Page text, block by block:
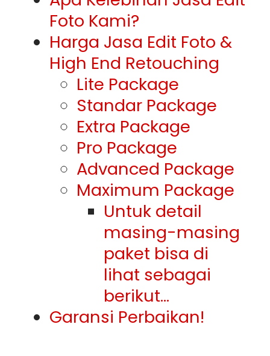
Foto Kami?
Harga Jasa Edit Foto &
High End Retouching
Lite Package
Standar Package
Extra Package
Pro Package
Advanced Package
Maximum Package
Untuk detail
masing-masing
paket bisa di
lihat sebagai
berikut…
Garansi Perbaikan!